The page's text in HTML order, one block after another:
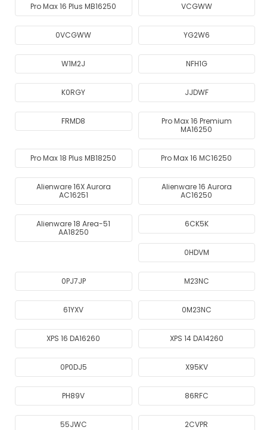
Pro Max 16 Plus MB16250 VCGWW
0VCGWW YG2W6
W1M2J NFH1G
K0RGY JJDWF
FRMD8
Pro Max 16 Premium
MA16250
Pro Max 18 Plus MB18250 Pro Max 16 MC16250
Alienware 16X Aurora
AC16251
Alienware 16 Aurora
AC16250
Alienware 18 Area-51
AA18250
6CK5K
0HDVM
0PJ7JP M23NC
61YXV 0M23NC
XPS 16 DA16260 XPS 14 DA14260
0P0DJ5 X95KV
PH89V 86RFC
55JWC 2CVPR